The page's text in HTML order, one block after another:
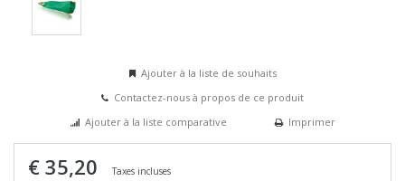
Ajouter à la liste de souhaits
Contactez-nous à propos de ce produit
Ajouter à la liste comparative
Imprimer
€ 35,20 Taxes incluses